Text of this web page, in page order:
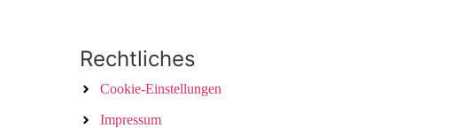
Rechtliches
Cookie-Einstellungen
Impressum